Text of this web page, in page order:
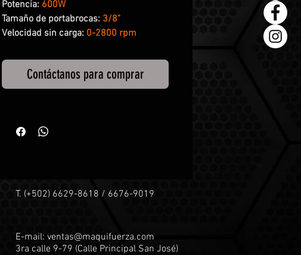
Potencia: 600W
Tamaño de portabrocas: 3/8"
Velocidad sin carga: 0-2800 rpm
Contáctanos para comprar
T. (+502) 6629-8618 / 6676-9019
E-mail: ventas@maquifuerza.com
3ra calle 9-79 (Calle Principal San José)